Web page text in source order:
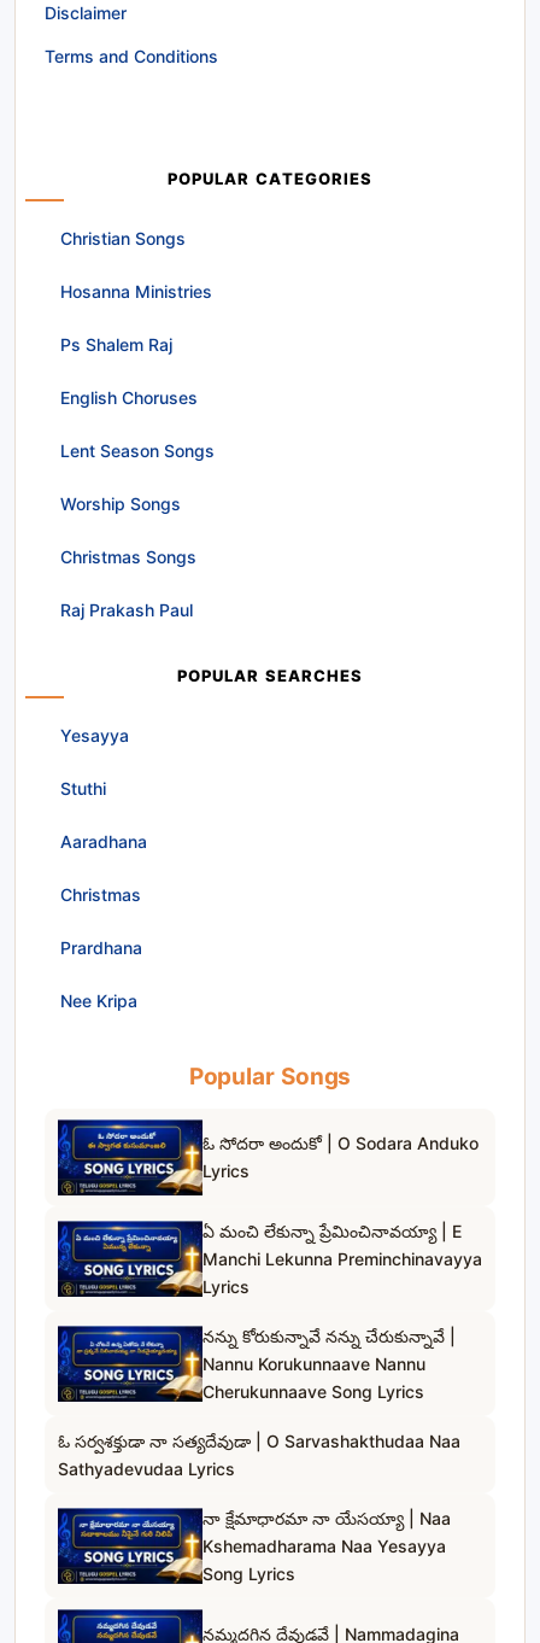
Disclaimer
Terms and Conditions
POPULAR CATEGORIES
Christian Songs
Hosanna Ministries
Ps Shalem Raj
English Choruses
Lent Season Songs
Worship Songs
Christmas Songs
Raj Prakash Paul
POPULAR SEARCHES
Yesayya
Stuthi
Aaradhana
Christmas
Prardhana
Nee Kripa
Popular Songs
ఓ సోదరా అందుకో | O Sodara Anduko
Lyrics
ఏ మంచి లేకున్నా ప్రేమించినావయ్యా | E
Manchi Lekunna Preminchinavayya
Lyrics
నన్ను కోరుకున్నావే నన్ను చేరుకున్నావే |
Nannu Korukunnaave Nannu
Cherukunnaave Song Lyrics
ఓ సర్వశక్తుడా నా సత్యదేవుడా | O Sarvashakthudaa Naa
Sathyadevudaa Lyrics
నా క్షేమాధారమా నా యేసయ్యా | Naa
Kshemadharama Naa Yesayya
Song Lyrics
నమ్మదగిన దేవుడవే | Nammadagina